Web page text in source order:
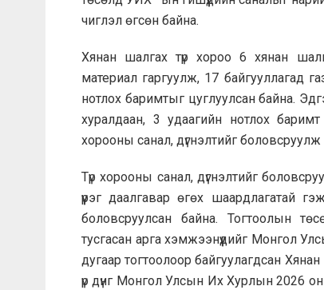
чиглэл өгсөн байна.
Хянан шалгах түр хороо 6 хянан
материал гаргуулж, 17 байгууллагад
нотлох баримтыг цуглуулсан байна.
хуралдаан, 3 удаагийн нотлох
хорооны санал, дүгнэлтийг
Түр хорооны санал, дүгнэлтийг
үүрэг даалгавар өгөх шаардлагатай
боловсруулсан байна. Тогтоолын
тусгасан арга хэмжээнүүдийг Монгол
дугаар тогтоолоор байгуулагдсан Хянан
үр дүнг Монгол Улсын Их Хурлын 2026